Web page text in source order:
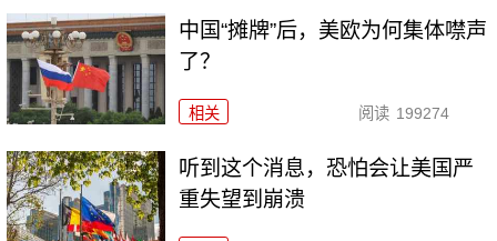
中国“摊牌”后，美欧为何集体噤声
了？
相关 阅读 199274
听到这个消息，恐怕会让美国严
重失望到崩溃